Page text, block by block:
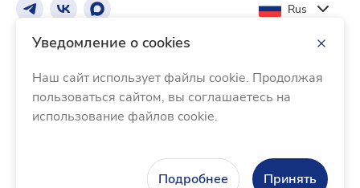
Реквизиты Банка
Информация о процентных ставках по договорам
банковского вклада с физическими лицами
© 2005 - 2026 ББР Банк, лицензия ЦБ РФ №2929 от 27
января 2015 года. Содержание сайта не является
Rus
Уведомление о cookies
Наш сайт использует файлы cookie. Продолжая
пользоваться сайтом, вы соглашаетесь на
использование файлов cookie.
Подробнее Принять